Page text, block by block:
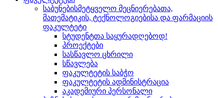
საბუნებისმეტყველო მეცნიერებათა,
მათემატიკის, ტექნოლოგიებისა და ფარმაციის
ფაკულტეტი
სტუდენტთა საყურადღებოდ!
პროექტები
სასწავლო ცხრილი
სწავლება
ფაკულტეტის საბჭო
ფაკულტეტის ადმინისტრაცია
აკადემიური პერსონალი